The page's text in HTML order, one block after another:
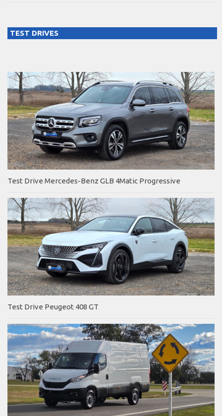
TEST DRIVES
Test Drive Mercedes-Benz GLB 4Matic Progressive
Test Drive Peugeot 408 GT